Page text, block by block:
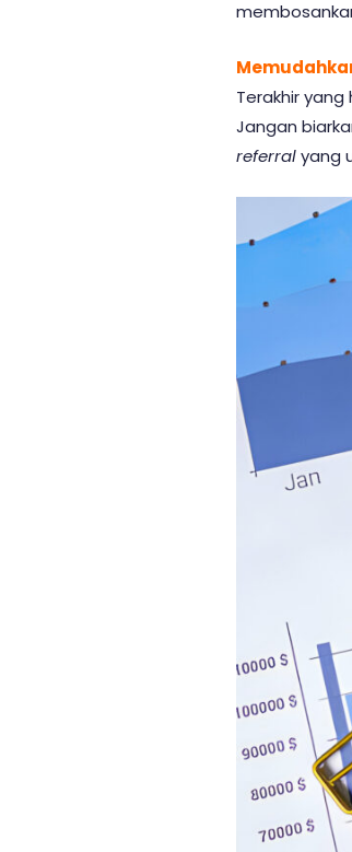
Terakhir
Jangan
referralyang